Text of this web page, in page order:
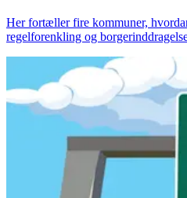
Her fortæller fire kommuner,
regelforenkling og